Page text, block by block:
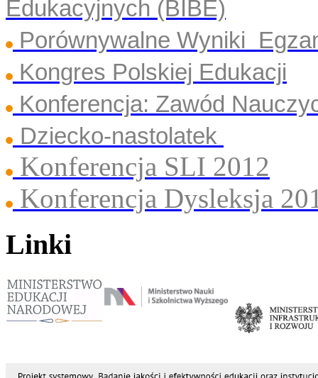
Edukacyjnych (BIBE)
Porównywalne Wyniki
Kongres Polskiej Edukacji
Konferencja: Zawód
Dziecko-nastolatek
Konferencja SLI 2012
Konferencja Dysleksja
Linki